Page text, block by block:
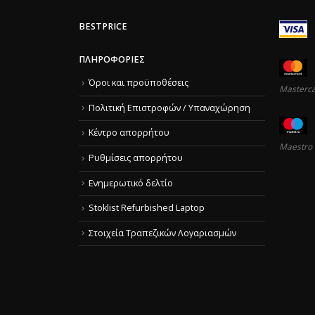
BESTPRICE
ΠΛΗΡΟΦΟΡΊΕΣ
Όροι και προϋποθέσεις
Πολιτική Επιστροφών / Υπαναχώρηση
Κέντρο απορρήτου
Ρυθμίσεις απορρήτου
Ενημερωτικό δελτίο
Stoklist Refurbished Laptop
Στοιχεία Τραπεζικών Λογαριασμών
Maestro